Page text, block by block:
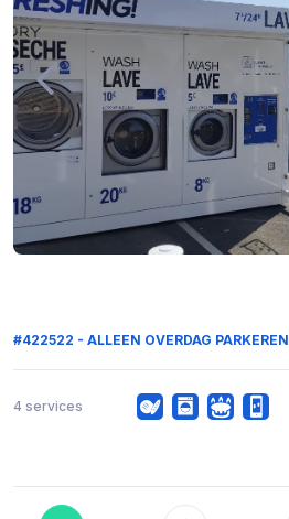
#422522 - ALLEEN OVERDAG PARKEREN
4 services